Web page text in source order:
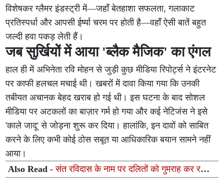
विशेषकर ग्लैमर इंडस्ट्री में—जहाँ बेतहाशा सफलता, गलाकाट
प्रतिस्पर्धा और आपसी ईर्ष्या चरम पर होती है—वहाँ ऐसी बातें बहुत
जल्दी हवा पकड़ लेती हैं।
जब सुर्खियों में आया 'ब्लैक मैजिक' का एंगल
हाल ही में अभिनेता रवि मोहन से जुड़ी कुछ मीडिया रिपोर्ट्स ने इंटरनेट
पर काफी हलचल मचाई थी। खबरों में दावा किया गया कि उनकी
तबीयत अचानक बेहद खराब हो गई थी। इस घटना के बाद सोशल
मीडिया पर अटकलों का बाज़ार गर्म हो गया और कई नेटिजंस ने इसे
'काले जादू' से जोड़ना शुरू कर दिया। हालांकि, इन दावों को साबित
करने के लिए कभी कोई ठोस सबूत या आधिकारिक बयान सामने नहीं
आया।
Also Read -संत रविदास के नाम पर दलितों को गुमराह कर रही
भाजपा: नेत्रपाल सिंह अठवाल